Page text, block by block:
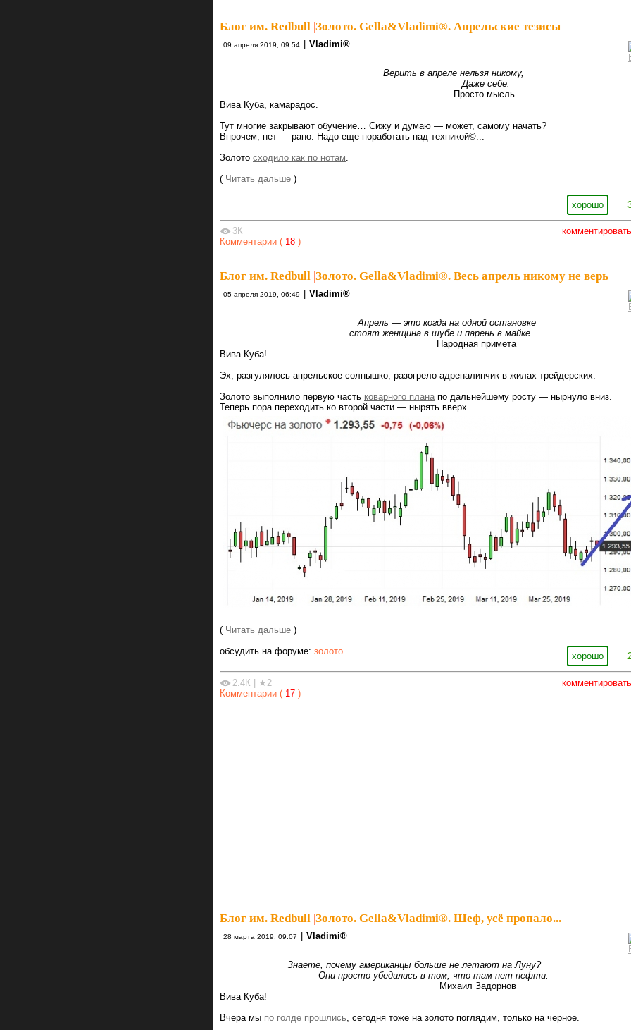
Блог им. Redbull |Золото. Gella&Vladimi®. Апрельские тезисы
09 апреля 2019, 09:54 Vlаdimi®
Верить в апреле нельзя никому,
Даже себе.
Просто мысль
Вива Куба, камарадос.
Тут многие закрывают обучение… Сижу и думаю — может, самому начать?
Впрочем, нет — рано. Надо еще поработать над техникой©...
Золото сходило как по нотам
( Читать дальше )
хорошо
комментировать
3К
Комментарии ( 18 )
Блог им. Redbull Золото. Gella&Vladimi®. Весь апрель никому не верь
05 апреля 2019, 06:49 Vlаdimi®
Апрель — это когда на одной остановке
стоят женщина в шубе и парень в майке.
Народная примета
Вива Куба!
Эх, разгулялось апрельское солнышко, разогрело адреналинчик в жилах трейдерских.
Золото выполнило первую часть коварного планапо дальнейшему росту — нырнуло вниз.
Теперь пора переходить ко второй части — нырять вверх.
( Читать дальше )
хорошо
обсудить на форуме: золото
комментировать
2.4К | ★2
Комментарии ( 17 )
Блог им. Redbull |Золото. Gella&Vladimi®. Шеф, усё пропало...
28 марта 2019, 09:07 | Vlаdimi®
Знаете, почему американцы больше не летают на Луну?
Они просто убедились в том, что там нет нефти.
Михаил Задорнов
Вива Куба!
Вчера мы по голде прошлись , сегодня тоже на золото поглядим, только на черное.